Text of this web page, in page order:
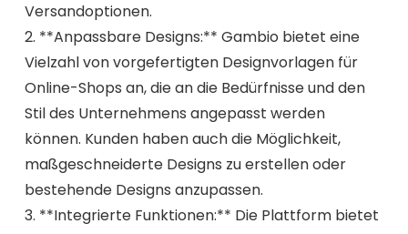
Versandoptionen.
2. **Anpassbare Designs:** Gambio bietet eine
Vielzahl von vorgefertigten Designvorlagen für
Online-Shops an, die an die Bedürfnisse und den
Stil des Unternehmens angepasst werden
können. Kunden haben auch die Möglichkeit,
maßgeschneiderte Designs zu erstellen oder
bestehende Designs anzupassen.
3. **Integrierte Funktionen:** Die Plattform bietet